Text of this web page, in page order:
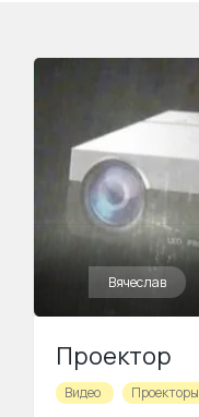
Вячеслав
Проектор
Видео Проекторы